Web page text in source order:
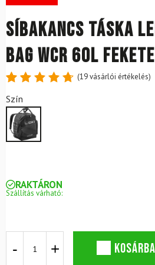
Síbakancs táska
Bag WCR 60L Fekete
4.79
5-ből,
értékelés
alapján
(19vásárlói értékelés)
Szín
RAKTÁRON
Szállítás várható:
táska